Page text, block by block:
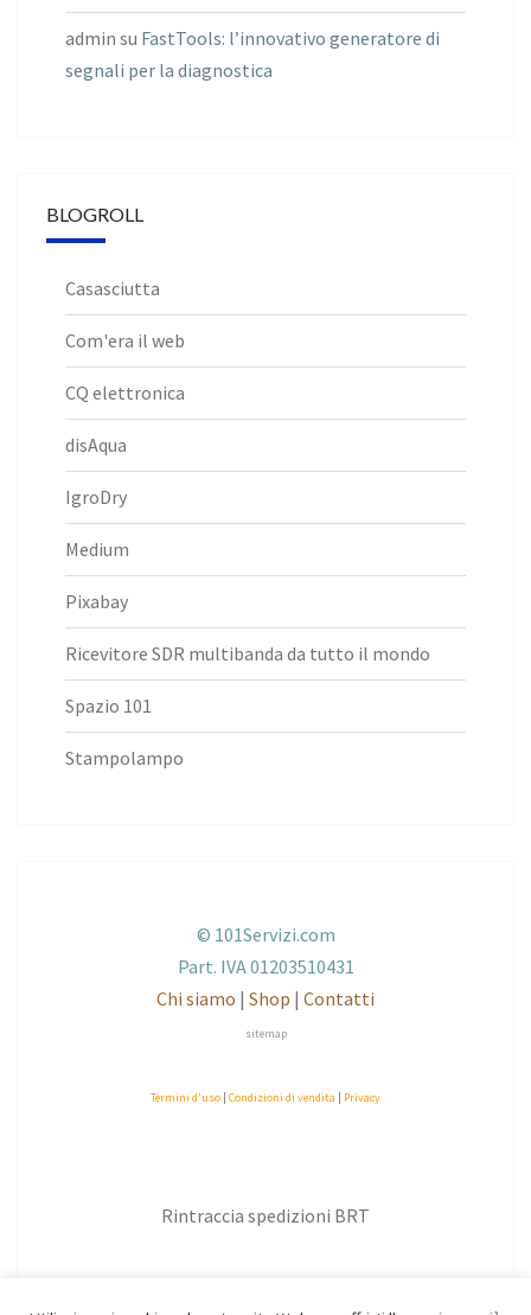
admin su FastTools: l’innovativo generatore di
segnali per la diagnostica
BLOGROLL
Casasciutta
Com'era il web
CQ elettronica
disAqua
IgroDry
Medium
Pixabay
Ricevitore SDR multibanda da tutto il mondo
Spazio 101
Stampolampo
© 101Servizi.com
Part. IVA 01203510431
Chi siamo | Shop | Contatti
sitemap
Termini d'uso Condizioni di vendita Privacy
Rintraccia spedizioni BRT